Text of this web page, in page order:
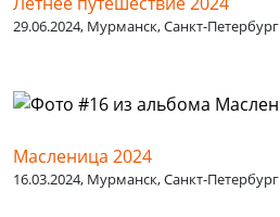
29.06.2024, Мурманск, Санкт-Петербург
Масленица 2024
16.03.2024, Мурманск, Санкт-Петербург